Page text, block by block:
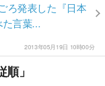
ろ発表した『日本
言葉...
2013年05月19日 10時00分
」